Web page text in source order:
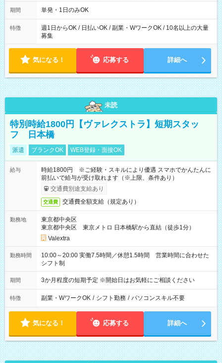
期間 単発・1日のみOK
特徴
週1日からOK / 日払いOK / 副業・WワークOK / 10名以上の大量
募集
気になる！ 応募する 詳細へ
未読
特別時給1800円【ヴァレクストラ】短期スタッ
フ 日本橋
派遣 ブランクOK WEB登録・面接OK
給与
時給1800円 ※ご経験・スキルにより優遇 スマホでかんたんに
前払いで給与が受け取れます（※上限、条件あり）
交通費別途支給あり
交通費 交通費全額支給（規定あり）
勤務地
東京都中央区
東京都中央区 東京メトロ 日本橋駅から直結（徒歩1分）
Valextra
勤務時間
10:00～20:00 実働7.5時間／休憩1.5時間 営業時間に合わせた
シフト制
期間 3か月程度の短期予定 ※開始日はお気軽にご相談ください
特徴 副業・WワークOK / シフト勤務 / パソコンスキル不要
気になる！ 応募する 詳細へ